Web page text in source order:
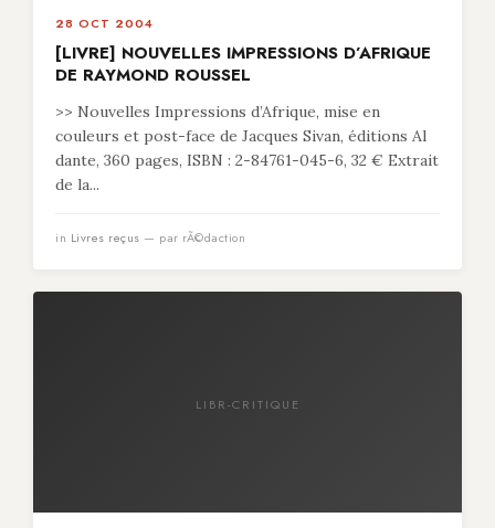
28 OCT 2004
[LIVRE] NOUVELLES IMPRESSIONS D’AFRIQUE
DE RAYMOND ROUSSEL
>> Nouvelles Impressions d’Afrique, mise en
couleurs et post-face de Jacques Sivan, éditions Al
dante, 360 pages, ISBN : 2-84761-045-6, 32 € Extrait
de la...
in Livres reçus — par rÃ©daction
LIBR-CRITIQUE